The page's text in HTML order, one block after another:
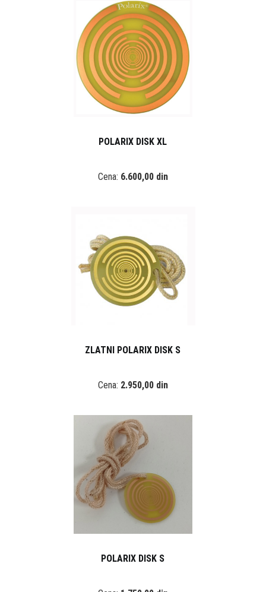
POLARIX DISK XL
Cena: 6.600,00 din
ZLATNI POLARIX DISK S
Cena: 2.950,00 din
POLARIX DISK S